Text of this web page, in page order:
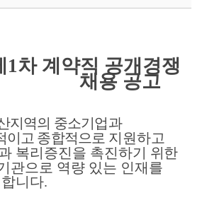
1차 계약직 공개경쟁
채용 공고
지역의 중소기업과
이고 종합적으로 지원하고
복리증진을 촉진하기 위한
관으로 역량 있는 인재를
니다.